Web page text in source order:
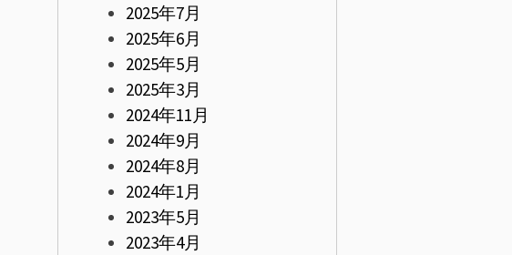
2025年7月
2025年6月
2025年5月
2025年3月
2024年11月
2024年9月
2024年8月
2024年1月
2023年5月
2023年4月